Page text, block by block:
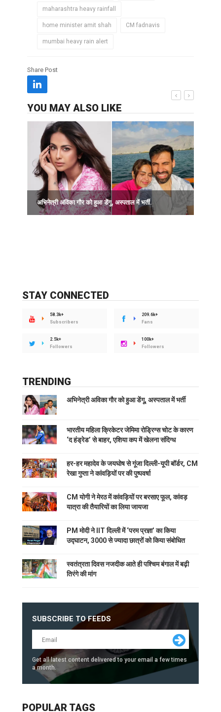
maharashtra heavy rainfall
home minister amit shah CM fadnavis
mumbai heavy rain alert
Share Post
YOU MAY ALSO LIKE
अभिनेत्री अविका गौर को हुआ डेंगू, अस्पताल में भर्ती.
STAY CONNECTED
58.3k+
Subscribers
209.6k+
Fans
2.5k+
Followers
100k+
Followers
TRENDING
अभिनेत्री अविका गौर को हुआ डेंगू, अस्पताल में भर्ती
भारतीय महिला क्रिकेटर जेमिमा रोड्रिग्स चोट के कारण
‘द हंड्रेड’ से बाहर, एशिया कप में खेलना संदिग्ध
हर-हर महादेव के जयघोष से गूंजा दिल्ली-यूपी बॉर्डर, CM
रेखा गुप्ता ने कांवड़ियों पर की पुष्पवर्षा
CM योगी ने मेरठ में कांवड़ियों पर बरसाए फूल, कांवड़
यात्रा की तैयारियों का लिया जायजा
PM मोदी ने IIT दिल्ली में ‘परम प्रज्ञा’ का किया
उद्घाटन, 3000 से ज्यादा छात्रों को किया संबोधित
स्वतंत्रता दिवस नजदीक आते ही पश्चिम बंगाल में बढ़ी
तिरंगे की मांग
SUBSCRIBE TO FEEDS
Get all latest content delivered to your email a few times
a month.
POPULAR TAGS